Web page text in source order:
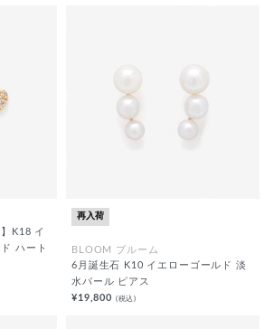
K18 イ
ハート
再入荷
BLOOM ブルーム
6月誕生石 K10 イエローゴールド 淡
水パール ピアス
¥19,800 (税込)